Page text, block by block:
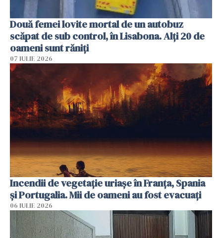
Două femei lovite mortal de un autobuz
scăpat de sub control, în Lisabona. Alți 20 de
oameni sunt răniți
07 IULIE 2026
Incendii de vegetație uriașe în Franța, Spania
și Portugalia. Mii de oameni au fost evacuați
06 IULIE 2026